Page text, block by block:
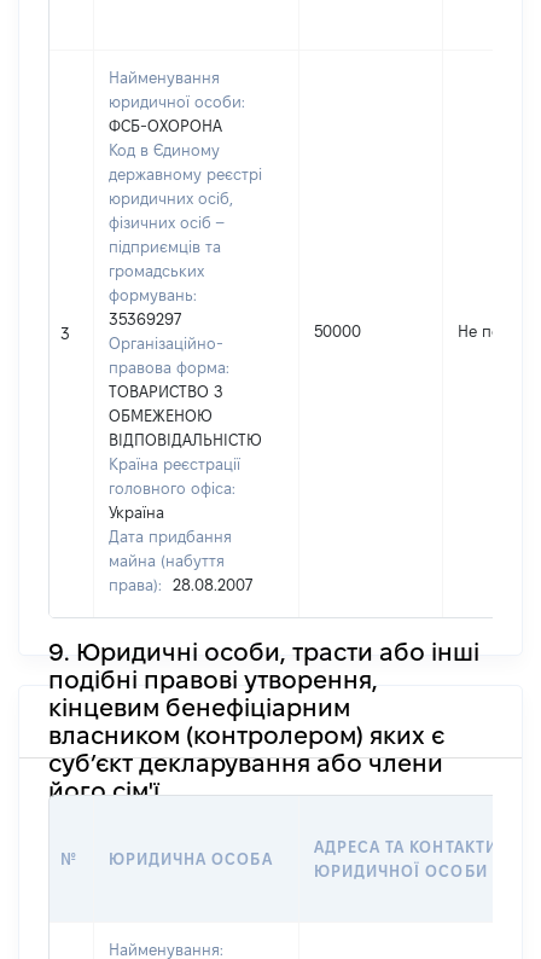
3
Найменування
юридичної особи:
ФСБ-ОХОРОНА
Код в Єдиному
державному реєстрі
юридичних осіб,
фізичних осіб –
підприємців та
громадських
формувань:
35369297
Організаційно-
правова форма:
ТОВАРИСТВО З
ОБМЕЖЕНОЮ
ВІДПОВІДАЛЬНІСТЮ
Країна реєстрації
головного офіса:
Україна
Дата придбання
майна (набуття
права):
28.08.2007
50000 Не
9. Юридичні особи, трасти або інші
подібні правові утворення,
кінцевим бенефіціарним
власником (контролером) яких є
суб’єкт декларування або члени
його сім'ї
№ ЮРИДИЧНА ОСОБА
АДРЕСА ТА КОНТАКТИ
ЮРИДИЧНОЇ ОСОБИ
Найменування: